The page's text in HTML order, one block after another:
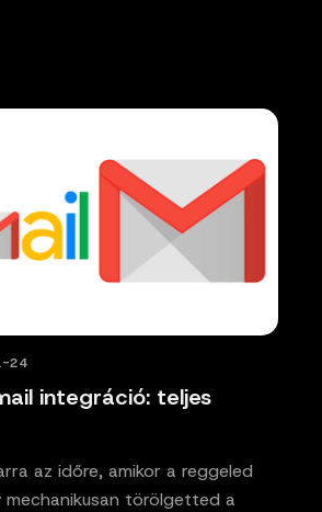
integráció: teljes
24
az időre, amikor a reggeled
törölgetted a